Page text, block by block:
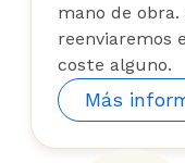
mano de
reenviaremos
coste alguno.
Más